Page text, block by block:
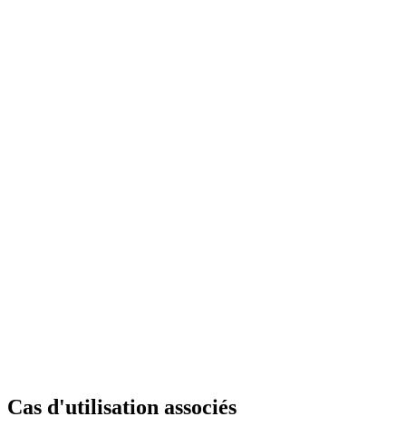
Cas d'utilisation associés